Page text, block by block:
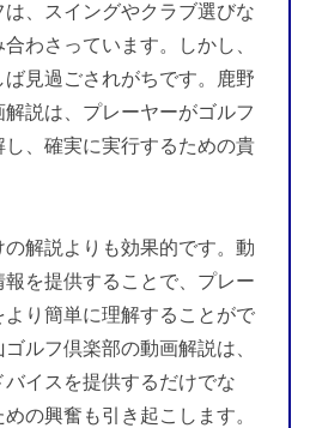
、スイングやクラブ選びな
わさっています。しかし、
見過ごされがちです。鹿野
説は、プレーヤーがゴルフ
、確実に実行するための貴
解説よりも効果的です。動
を提供することで、プレー
り簡単に理解することがで
ルフ倶楽部の動画解説は、
イスを提供するだけでな
の興奮も引き起こします。